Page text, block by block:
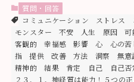
質問・回答
コミュニケーション
ストレス
モンスター
不安 人生 原因 可
客観的
幸福感 影響 心 心の苦
指
提供 改善 方法 洞察 無意
精神的
結果 肯定 自己 自己否
２３、１、神経質は能力！５つの